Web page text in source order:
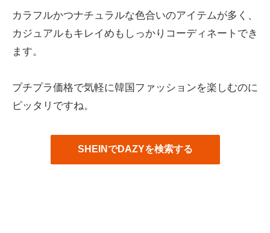
カラフルかつナチュラルな色合いのアイテムが多く、
カジュアルもキレイめもしっかりコーディネートでき
ます。
プチプラ価格で気軽に韓国ファッションを楽しむのに
ピッタリですね。
SHEINでDAZYを検索する